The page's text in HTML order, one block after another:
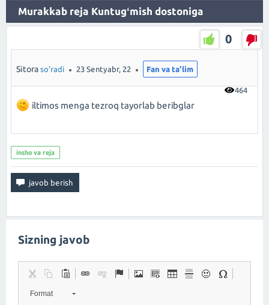
Murakkab reja Kuntugʻmish dostoniga
0
464
Sitora so'radi 23 Sentyabr, 22 Fan va ta'lim
iltimos menga tezroq tayorlab beribglar
insho va reja
Sizning javob
Format